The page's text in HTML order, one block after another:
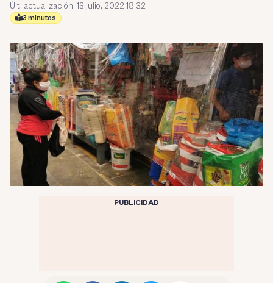
Últ. actualización: 13 julio, 2022 18:32
3 minutos
PUBLICIDAD